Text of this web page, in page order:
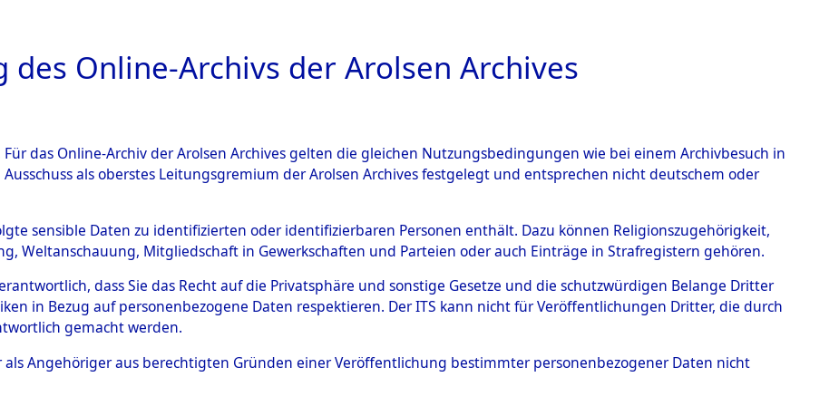
ARCHIVALE ÜBERSICHT BILD
der Gräberermittlung für die einzelnen betroffenen
→0003 (84611830)→0267 (84611934)
0267 (84611934)
Online-Archivs der Arolsen Archives
das Online-Archiv der Arolsen Archives gelten die gleichen Nutzungsbedingungen wie bei einem Archivbesuch in
als oberstes Leitungsgremium der Arolsen Archives festgelegt und entsprechen nicht deutschem oder
sensible Daten zu identifizierten oder identifizierbaren Personen enthält. Dazu können Religionszugehörigkeit,
Weltanschauung, Mitgliedschaft in Gewerkschaften und Parteien oder auch Einträge in Strafregistern gehören.
dass Sie das Recht auf die Privatsphäre und sonstige Gesetze und die schutzwürdigen Belange Dritter
in Bezug auf personenbezogene Daten respektieren. Der ITS kann nicht für Veröffentlichungen Dritter, die durch
gemacht werden.
als Angehöriger aus berechtigten Gründen einer Veröffentlichung bestimmter personenbezogener Daten nicht